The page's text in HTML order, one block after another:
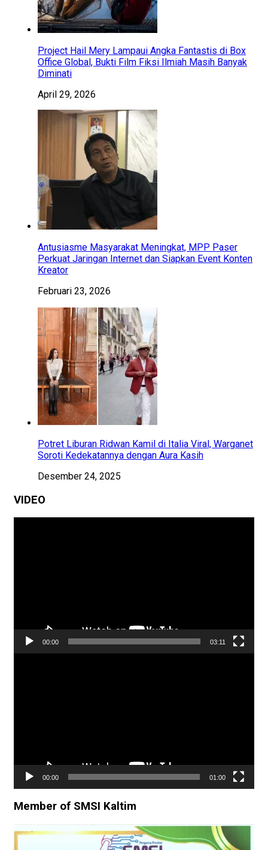
Project Hail Mery Lampaui Angka Fantastis di Box
Office Global, Bukti Film Fiksi Ilmiah Masih Banyak
Diminati
April 29, 2026
Antusiasme Masyarakat Meningkat, MPP Paser
Perkuat Jaringan Internet dan Siapkan Event Konten
Kreator
Februari 23, 2026
Potret Liburan Ridwan Kamil di Italia Viral, Warganet
Soroti Kedekatannya dengan Aura Kasih
Desember 24, 2025
VIDEO
00:00 03:11
00:00 01:00
Member of SMSI Kaltim